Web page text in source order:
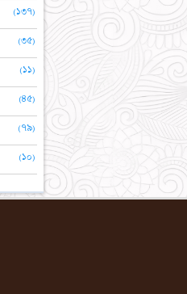
(১৩৭)
(৩৫)
(১১)
(৪৫)
(৭৯)
(১০)